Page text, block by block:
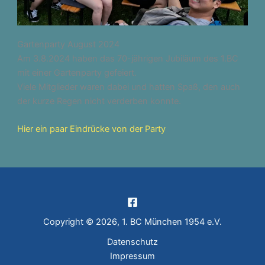
Gartenparty August 2024
Am 3.8.2024 haben das 70-jährigen Jubiläum des 1.BC
mit einer Gartenparty gefeiert.
Viele Mitglieder waren dabei und hatten Spaß, den auch
der kurze Regen nicht verderben konnte.
Hier ein paar Eindrücke von der Party
Copyright © 2026, 1. BC München 1954 e.V.
Datenschutz
Impressum